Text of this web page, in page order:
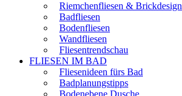
Riemchenfliesen & Brickdesign
Badfliesen
Bodenfliesen
Wandfliesen
Fliesentrendschau
FLIESEN IM BAD
Fliesenideen fürs Bad
Badplanungstipps
Bodenebene Dusche